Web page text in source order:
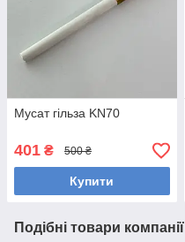
Мусат гільза KN70
401 ₴ 500 ₴
Купити
Подібні товари компанії